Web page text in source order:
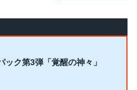
ク第3弾「覚醒の神々」